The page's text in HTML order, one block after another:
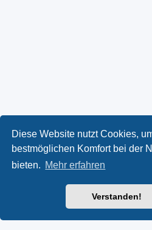
Diese Website nutzt Cookies,
bestmöglichen Komfort bei der
bieten. Mehr erfahren
Verstanden!